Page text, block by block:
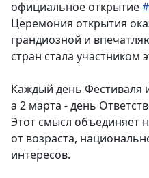
официальное открытие
Церемония открытия
грандиозной и
стран стала участником
Каждый день Фестиваля
а 2 марта - день
Этот смысл объединяет
от возраста,
интересов.